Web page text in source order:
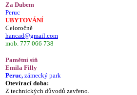
Za Dubem
Peruc
UBYTOVÁNÍ
Celoročně
hancad@gmail.com
mob. 777 066 738
Pamětní síň
Emila Filly
Peruc, zámecký park
Otevírací doba:
Z technických důvodů zavřeno.